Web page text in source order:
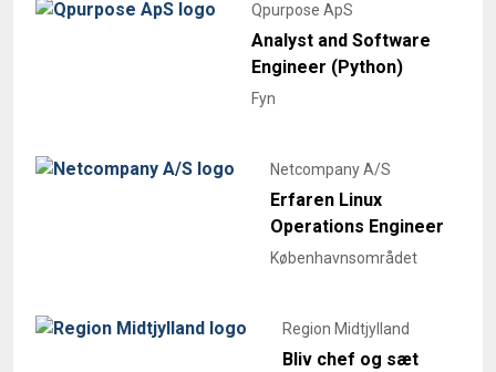
Qpurpose ApS
Analyst and Software
Engineer (Python)
Fyn
Netcompany A/S
Erfaren Linux
Operations Engineer
Københavnsområdet
Region Midtjylland
Bliv chef og sæt